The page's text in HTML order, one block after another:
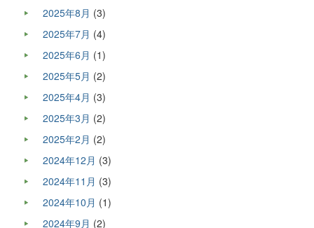
2025年8月 (3)
2025年7月 (4)
2025年6月 (1)
2025年5月 (2)
2025年4月 (3)
2025年3月 (2)
2025年2月 (2)
2024年12月 (3)
2024年11月 (3)
2024年10月 (1)
2024年9月 (2)